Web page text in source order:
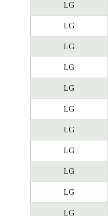
LG
LG
LG
LG
LG
LG
LG
LG
LG
LG
LG